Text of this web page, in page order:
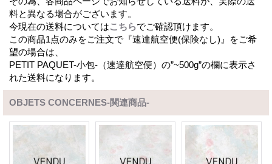
料と異なる場合がございます。
今現在の送料についてはこちらでご確認頂けます。
この商品1点のみをご注文で『速達航空便(保険なし)』をご希
望の場合は、
PETIT PAQUET-小包-（速達航空便）の”~500g”の欄に表示さ
れた送料になります。
OBJETS CONCERNES-関連商品-